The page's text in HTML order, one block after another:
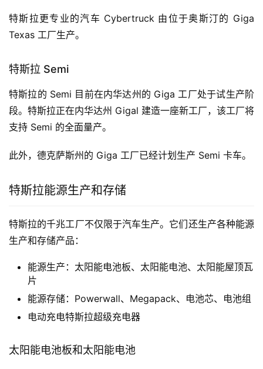
特斯拉更专业的汽车 Cybertruck 由位于奥斯汀的 Giga
Texas 工厂生产。
特斯拉 Semi
特斯拉的 Semi 目前在内华达州的 Giga 工厂处于试生产阶
段。特斯拉正在内华达州 Gigal 建造一座新工厂，该工厂将
支持 Semi 的全面量产。
此外，德克萨斯州的 Giga 工厂已经计划生产 Semi 卡车。
特斯拉能源生产和存储
特斯拉的千兆工厂不仅限于汽车生产。它们还生产各种能源
生产和存储产品：
能源生产：太阳能电池板、太阳能电池、太阳能屋顶瓦
片
能源存储：Powerwall、Megapack、电池芯、电池组
电动充电特斯拉超级充电器
太阳能电池板和太阳能电池